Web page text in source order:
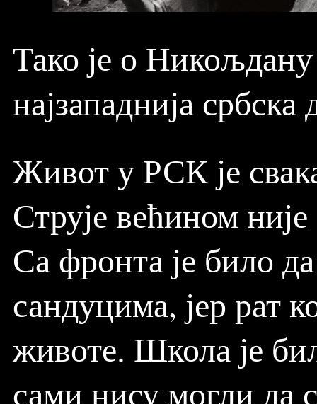
Тако је о
најзападнија србска
Живот у РСК је
Струје већином
Са фронта је било
сандуцима, јер рат
животе. Школа је
сами нису могли да